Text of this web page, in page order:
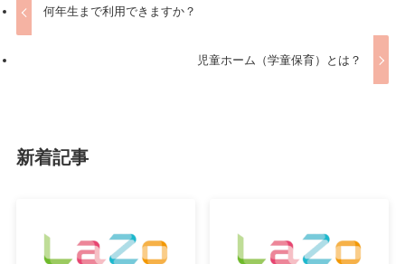
何年生まで利用できますか？
児童ホーム（学童保育）とは？
新着記事